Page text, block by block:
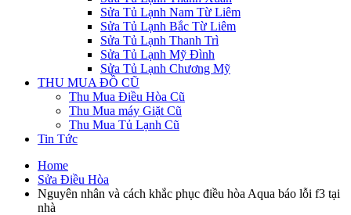
Sửa Tủ Lạnh Nam Từ Liêm
Sửa Tủ Lạnh Bắc Từ Liêm
Sửa Tủ Lạnh Thanh Trì
Sửa Tủ Lạnh Mỹ Đình
Sửa Tủ Lạnh Chương Mỹ
THU MUA ĐỒ CŨ
Thu Mua Điều Hòa Cũ
Thu Mua máy Giặt Cũ
Thu Mua Tủ Lạnh Cũ
Tin Tức
Home
Sửa Điều Hòa
Nguyên nhân và cách khắc phục điều hòa Aqua báo lỗi f3 tại
nhà